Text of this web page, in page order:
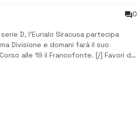
0
D, l’Eurialo Siracusa partecipa
Divisione e domani farà il suo
alle 19 il Francofonte. [/] Favori del
al team verdeblù, che si